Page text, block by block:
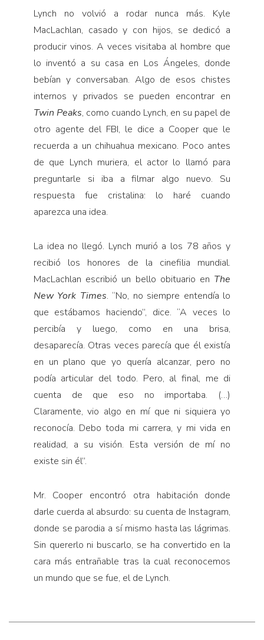
Lynch no volvió a rodar nunca más. Kyle
MacLachlan, casado y con hijos, se dedicó a
producir vinos. A veces visitaba al hombre que
lo inventó a su casa en Los Ángeles, donde
bebían y conversaban. Algo de esos chistes
internos y privados se pueden encontrar en
Twin Peaks, como cuando Lynch, en su papel de
otro agente del FBI, le dice a Cooper que le
recuerda a un chihuahua mexicano. Poco antes
de que Lynch muriera, el actor lo llamó para
preguntarle si iba a filmar algo nuevo. Su
respuesta fue cristalina: lo haré cuando
aparezca una idea.
La idea no llegó. Lynch murió a los 78 años y
recibió los honores de la cinefilia mundial.
MacLachlan escribió un bello obituario en The
New York Times. “No, no siempre entendía lo
que estábamos haciendo”, dice. “A veces lo
percibía y luego, como en una brisa,
desaparecía. Otras veces parecía que él existía
en un plano que yo quería alcanzar, pero no
podía articular del todo. Pero, al final, me di
cuenta de que eso no importaba. (…)
Claramente, vio algo en mí que ni siquiera yo
reconocía. Debo toda mi carrera, y mi vida en
realidad, a su visión. Esta versión de mí no
existe sin él”.
Mr. Cooper encontró otra habitación donde
darle cuerda al absurdo: su cuenta de Instagram,
donde se parodia a sí mismo hasta las lágrimas.
Sin quererlo ni buscarlo, se ha convertido en la
cara más entrañable tras la cual reconocemos
un mundo que se fue, el de Lynch.